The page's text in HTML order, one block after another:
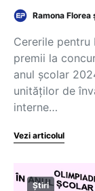
Ramona
Cererile pentru
premii la
anul școlar
unităților de
interne…
Vezi articolul
Știri